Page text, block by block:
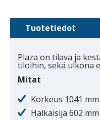
Tuotetiedot
Plaza on tilava ja
tiloihin, sekä ulkona
Mitat
Korkeus 1041 mm
Halkaisija 602 mm